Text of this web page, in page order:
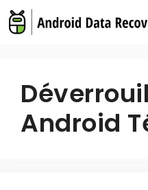
Skip
to
Android